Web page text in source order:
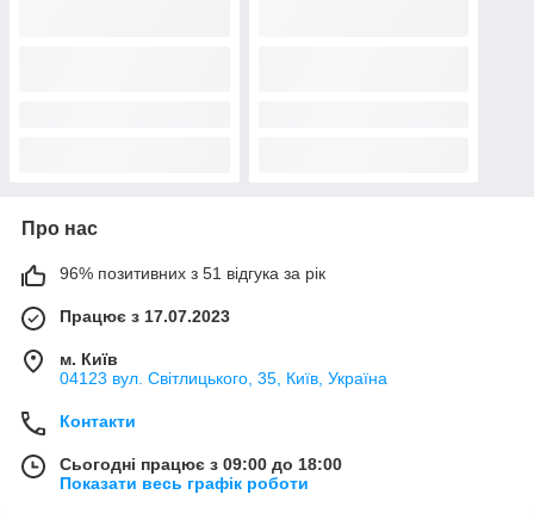
Про нас
96% позитивних з 51 відгука за рік
Працює з 17.07.2023
м. Київ
04123 вул. Світлицького, 35, Київ, Україна
Контакти
Сьогодні працює з 09:00 до 18:00
Показати весь графік роботи